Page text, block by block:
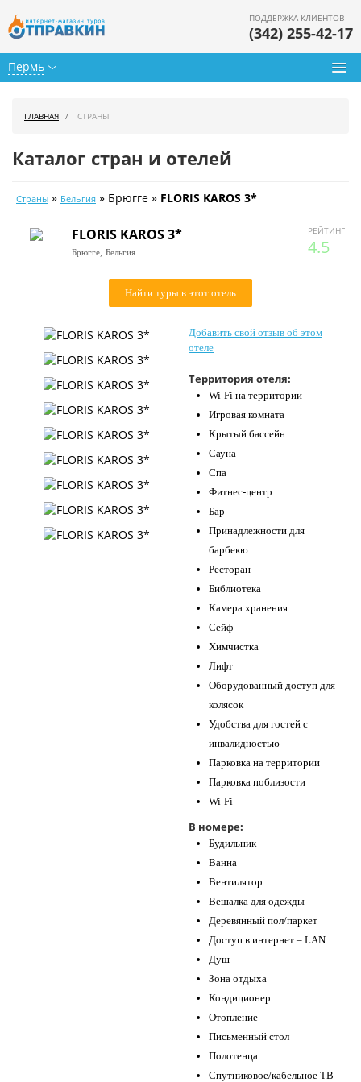
Пермь
ПОДДЕРЖКА КЛИЕНТОВ
(342) 255-42-17
Календарь туров
Цены дня
О нас
Контакты
ГЛАВНАЯ СТРАНЫ
Каталог стран и отелей
Страны » Бельгия » Брюгге » FLORIS KAROS 3*
РЕЙТИНГ
4.5
FLORIS KAROS 3*
Брюгге, Бельгия
Найти туры в этот отель
Добавить свой отзыв об этом
отеле
Территория отеля:
Wi-Fi на территории
Игровая комната
Крытый бассейн
Сауна
Спа
Фитнес-центр
Бар
Принадлежности для
барбекю
Ресторан
Библиотека
Камера хранения
Сейф
Химчистка
Лифт
Оборудованный доступ для
колясок
Удобства для гостей с
инвалидностью
Парковка на территории
Парковка поблизости
Wi-Fi
В номере:
Будильник
Ванна
Вентилятор
Вешалка для одежды
Деревянный пол/паркет
Доступ в интернет – LAN
Душ
Зона отдыха
Кондиционер
Отопление
Письменный стол
Полотенца
Спутниковое/кабельное ТВ